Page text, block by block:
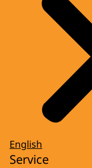
English
Service